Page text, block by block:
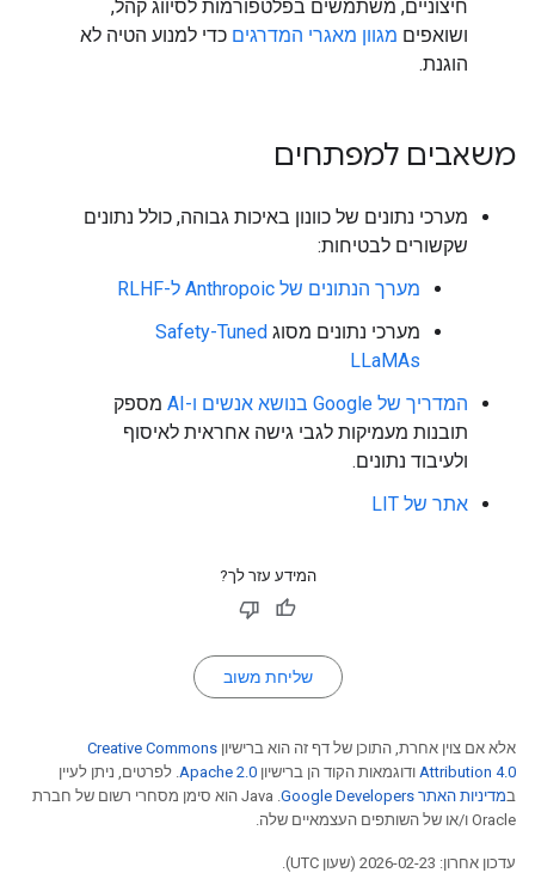
חיצוניים, משתמשים בפלטפורמות לסיווג קהל,
ושואפים מגוון מאגרי המדרגים כדי למנוע הטיה לא
הוגנת.
משאבים למפתחים
מערכי נתונים של כוונון באיכות גבוהה, כולל נתונים
שקשורים לבטיחות:
מערך הנתונים של Anthropoic ל-RLHF
מערכי נתונים מסוג Safety-Tuned
LLaMAs
המדריך של Google בנושא אנשים ו-AI
מספק
תובנות מעמיקות לגבי גישה אחראית לאיסוף
ולעיבוד נתונים.
אתר של LIT
המידע עזר לך?
שליחת משוב
אלא אם צוין אחרת, התוכן של דף זה הוא ברישיון Creative Commons
Attribution 4.0 ודוגמאות הקוד הן ברישיון Apache 2.0. לפרטים, ניתן לעיין
במדיניות האתר Google Developers‏
.‏ Java הוא סימן מסחרי רשום של חברת
Oracle ו/או של השותפים העצמאיים שלה.
עדכון אחרון: 2026-02-23 (שעון UTC).